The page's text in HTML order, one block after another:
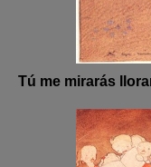
Tú me mirarás